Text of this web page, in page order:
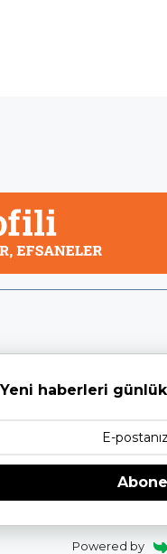
Yeni haberleri
Powered by